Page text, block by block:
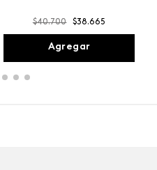
$40.700 $38.665
Agregar